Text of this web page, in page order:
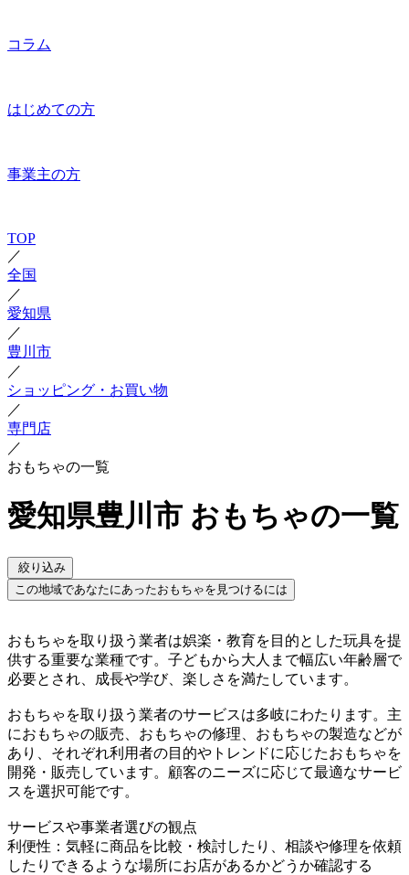
コラム
はじめての方
事業主の方
TOP
／
全国
／
愛知県
／
豊川市
／
ショッピング・お買い物
／
専門店
／
おもちゃの一覧
愛知県豊川市 おもちゃの一覧
絞り込み
この地域であなたにあったおもちゃを見つけるには
おもちゃを取り扱う業者は娯楽・教育を目的とした玩具を提
供する重要な業種です。子どもから大人まで幅広い年齢層で
必要とされ、成長や学び、楽しさを満たしています。
おもちゃを取り扱う業者のサービスは多岐にわたります。主
におもちゃの販売、おもちゃの修理、おもちゃの製造などが
あり、それぞれ利用者の目的やトレンドに応じたおもちゃを
開発・販売しています。顧客のニーズに応じて最適なサービ
スを選択可能です。
サービスや事業者選びの観点
利便性：気軽に商品を比較・検討したり、相談や修理を依頼
したりできるような場所にお店があるかどうか確認する